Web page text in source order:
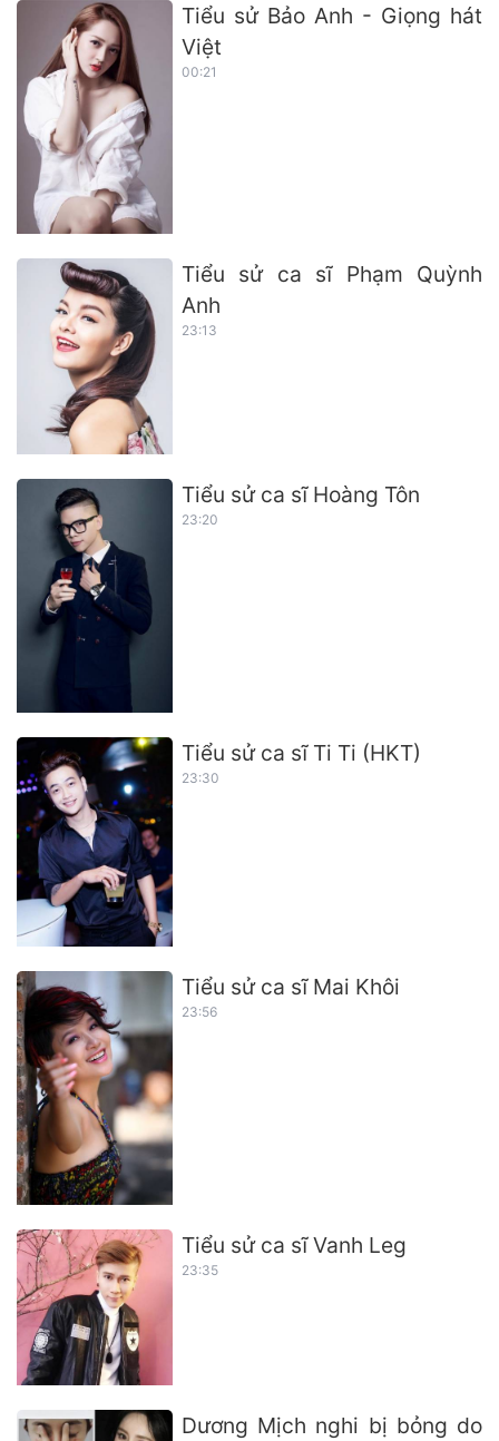
Tiểu sử Bảo Anh - Giọng hát
Việt
00:21
Tiểu sử ca sĩ Phạm Quỳnh
Anh
23:13
Tiểu sử ca sĩ Hoàng Tôn
23:20
Tiểu sử ca sĩ Ti Ti (HKT)
23:30
Tiểu sử ca sĩ Mai Khôi
23:56
Tiểu sử ca sĩ Vanh Leg
23:35
Dương Mịch nghi bị bỏng do